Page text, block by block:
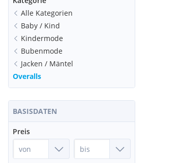
Alle Kategorien
Baby / Kind
Kindermode
Bubenmode
Jacken / Mäntel
Overalls
BASISDATEN
Preis